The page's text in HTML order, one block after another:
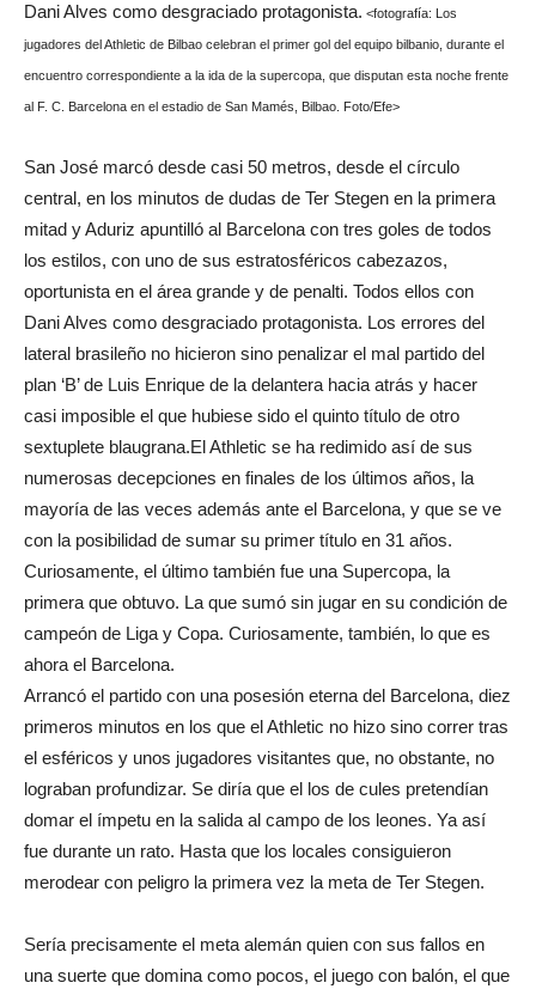
Dani Alves como desgraciado protagonista. <fotografía: Los
jugadores del Athletic de Bilbao celebran el primer gol del equipo bilbanio, durante el
encuentro correspondiente a la ida de la supercopa, que disputan esta noche frente
al F. C. Barcelona en el estadio de San Mamés, Bilbao. Foto/Efe>
San José marcó desde casi 50 metros, desde el círculo
central, en los minutos de dudas de Ter Stegen en la primera
mitad y Aduriz apuntilló al Barcelona con tres goles de todos
los estilos, con uno de sus estratosféricos cabezazos,
oportunista en el área grande y de penalti. Todos ellos con
Dani Alves como desgraciado protagonista. Los errores del
lateral brasileño no hicieron sino penalizar el mal partido del
plan ‘B’ de Luis Enrique de la delantera hacia atrás y hacer
casi imposible el que hubiese sido el quinto título de otro
sextuplete blaugrana.El Athletic se ha redimido así de sus
numerosas decepciones en finales de los últimos años, la
mayoría de las veces además ante el Barcelona, y que se ve
con la posibilidad de sumar su primer título en 31 años.
Curiosamente, el último también fue una Supercopa, la
primera que obtuvo. La que sumó sin jugar en su condición de
campeón de Liga y Copa. Curiosamente, también, lo que es
ahora el Barcelona.
Arrancó el partido con una posesión eterna del Barcelona, diez
primeros minutos en los que el Athletic no hizo sino correr tras
el esféricos y unos jugadores visitantes que, no obstante, no
lograban profundizar. Se diría que el los de cules pretendían
domar el ímpetu en la salida al campo de los leones. Ya así
fue durante un rato. Hasta que los locales consiguieron
merodear con peligro la primera vez la meta de Ter Stegen.
Sería precisamente el meta alemán quien con sus fallos en
una suerte que domina como pocos, el juego con balón, el que